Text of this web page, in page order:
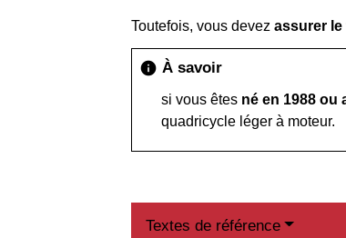
Toutefois, vous devezassurer
info À savoir
si vous êtes né en 1988 ou
quadricycle léger à moteur.
Textes de référence